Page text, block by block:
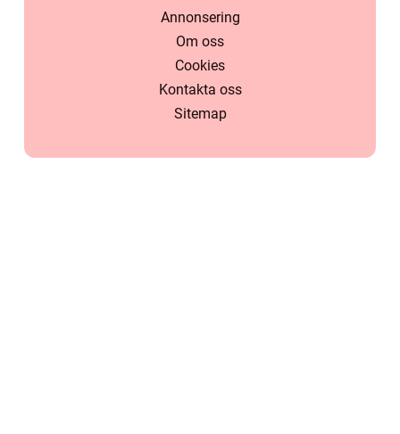
Annonsering
Om oss
Cookies
Kontakta oss
Sitemap